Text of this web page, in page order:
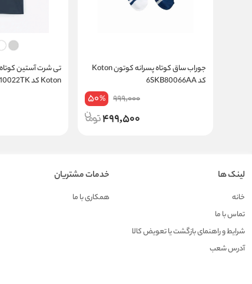
جوراب ساق کوتاه پسرانه کوتون Koton
کد 6SKB80066AA
999,000
50%
499,500
Koton کد 5SKB10022TK
لینک ها
خانه
تماس با ما
شرایط و راهنمای بازگشت یا تعویض کالا
آدرس شعب
خدمات مشتریان
همکاری با ما